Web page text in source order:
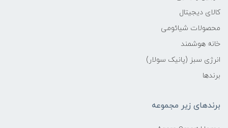
کالای دیجیتال
محصولات شیائومی
خانه هوشمند
انرژی سبز (پانیک سولار)
برندها
برندهای زیر مجموعه